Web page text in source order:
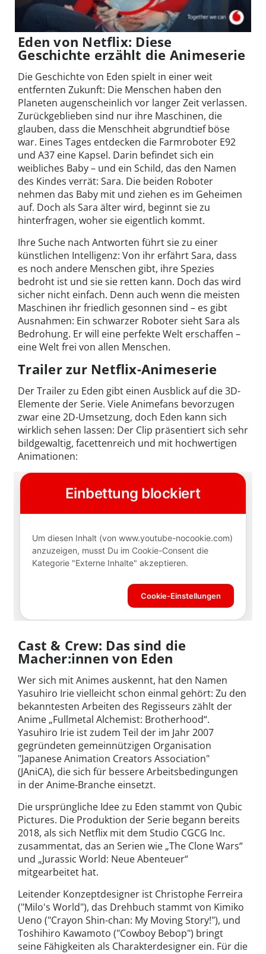
Eden von Netflix: Diese
Geschichte erzählt die Animeserie
Die Geschichte von Eden spielt in einer weit
entfernten Zukunft: Die Menschen haben den
Planeten augenscheinlich vor langer Zeit verlassen.
Zurückgeblieben sind nur ihre Maschinen, die
glauben, dass die Menschheit abgrundtief böse
war. Eines Tages entdecken die Farmroboter E92
und A37 eine Kapsel. Darin befindet sich ein
weibliches Baby – und ein Schild, das den Namen
des Kindes verrät: Sara. Die beiden Roboter
nehmen das Baby mit und ziehen es im Geheimen
auf. Doch als Sara älter wird, beginnt sie zu
hinterfragen, woher sie eigentlich kommt.
Ihre Suche nach Antworten führt sie zu einer
künstlichen Intelligenz: Von ihr erfährt Sara, dass
es noch andere Menschen gibt, ihre Spezies
bedroht ist und sie sie retten kann. Doch das wird
sicher nicht einfach. Denn auch wenn die meisten
Maschinen ihr friedlich gesonnen sind – es gibt
Ausnahmen: Ein schwarzer Roboter sieht Sara als
Bedrohung. Er will eine perfekte Welt erschaffen –
eine Welt frei von allen Menschen.
Trailer zur Netflix-Animeserie
Der Trailer zu Eden gibt einen Ausblick auf die 3D-
Elemente der Serie. Viele Animefans bevorzugen
zwar eine 2D-Umsetzung, doch Eden kann sich
wirklich sehen lassen: Der Clip präsentiert sich sehr
bildgewaltig, facettenreich und mit hochwertigen
Animationen:
Cast & Crew: Das sind die
Macher:innen von Eden
Wer sich mit Animes auskennt, hat den Namen
Yasuhiro Irie vielleicht schon einmal gehört: Zu den
bekanntesten Arbeiten des Regisseurs zählt der
Anime „Fullmetal Alchemist: Brotherhood“.
Yasuhiro Irie ist zudem Teil der im Jahr 2007
gegründeten gemeinnützigen Organisation
"Japanese Animation Creators Association"
(JAniCA), die sich für bessere Arbeitsbedingungen
in der Anime-Branche einsetzt.
Die ursprüngliche Idee zu Eden stammt von Qubic
Pictures. Die Produktion der Serie begann bereits
2018, als sich Netflix mit dem Studio CGCG Inc.
zusammentat, das an Serien wie „The Clone Wars“
und „Jurassic World: Neue Abenteuer“
mitgearbeitet hat.
Leitender Konzeptdesigner ist Christophe Ferreira
("Milo's World"), das Drehbuch stammt von Kimiko
Ueno ("Crayon Shin-chan: My Moving Story!"), und
Toshihiro Kawamoto ("Cowboy Bebop") bringt
seine Fähigkeiten als Charakterdesigner ein. Für die